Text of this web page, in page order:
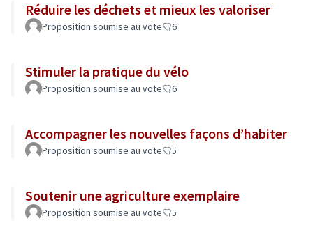
Réduire les déchets et mieux les valoriser
Proposition soumise au vote 6
Stimuler la pratique du vélo
Proposition soumise au vote 6
Accompagner les nouvelles façons d’habiter
Proposition soumise au vote 5
Soutenir une agriculture exemplaire
Proposition soumise au vote 5